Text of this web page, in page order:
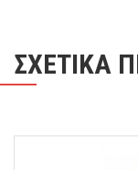
ΣΧΕΤΙΚΑ